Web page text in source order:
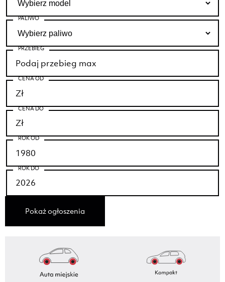
PALIWO
PRZEBIEG
CENA OD
CENA DO
ROK OD
ROK DO
Pokaż ogłoszenia